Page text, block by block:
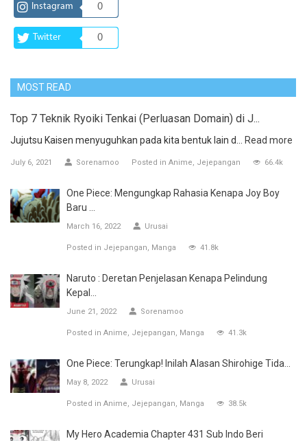
Instagram 0
Twitter 0
MOST READ
Top 7 Teknik Ryoiki Tenkai (Perluasan Domain) di J...
Jujutsu Kaisen menyuguhkan pada kita bentuk lain d... Read more
July 6, 2021 Sorenamoo Posted in Anime Jejepangan 66.4k
One Piece: Mengungkap Rahasia Kenapa Joy Boy
Baru ...
March 16, 2022 Urusai
Posted in Jejepangan Manga 41.8k
Naruto : Deretan Penjelasan Kenapa Pelindung
Kepal...
June 21, 2022 Sorenamoo
Posted in Anime Jejepangan Manga 41.3k
One Piece: Terungkap! Inilah Alasan Shirohige Tida...
May 8, 2022 Urusai
Posted in Anime Jejepangan Manga 38.5k
My Hero Academia Chapter 431 Sub Indo Beri